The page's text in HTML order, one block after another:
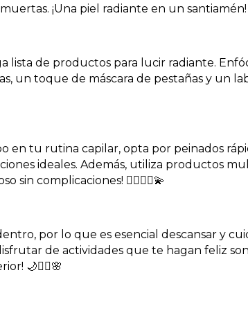
¡Una piel radiante en un santiamén!
lista de productos para lucir radiante.
un toque de máscara de pestañas y un
en tu rutina capilar, opta por peinados
ideales. Además, utiliza productos
sin complicaciones! 💁‍♀️💇‍♀️💫
por lo que es esencial descansar y
de actividades que te hagan feliz
🌙🧘‍♀️🌸